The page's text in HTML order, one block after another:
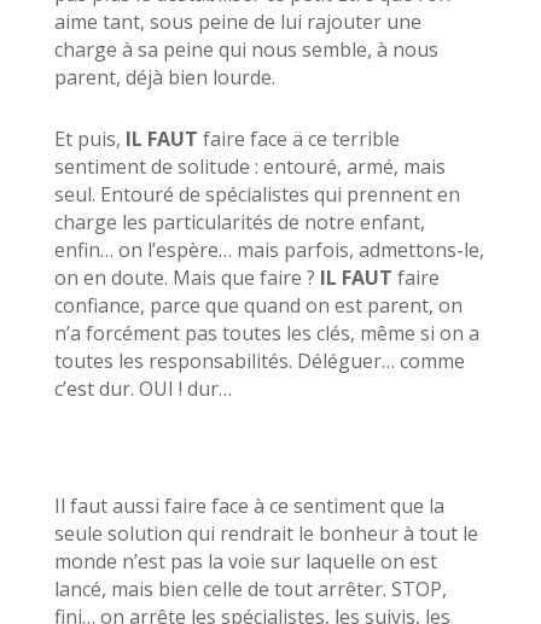
aime tant, sous peine de lui rajouter une
charge à sa peine qui nous semble, à nous
parent, déjà bien lourde.
Et puis, IL FAUT faire face ä ce terrible
sentiment de solitude : entouré, armé, mais
seul. Entouré de spécialistes qui prennent en
charge les particularités de notre enfant,
enfin… on l’espère… mais parfois, admettons-le,
on en doute. Mais que faire ? IL FAUT faire
confiance, parce que quand on est parent, on
n’a forcément pas toutes les clés, même si on a
toutes les responsabilités. Déléguer… comme
c’est dur. OUI ! dur…
Il faut aussi faire face à ce sentiment que la
seule solution qui rendrait le bonheur à tout le
monde n’est pas la voie sur laquelle on est
lancé, mais bien celle de tout arrêter. STOP,
fini… on arrête les spécialistes, les suivis, les